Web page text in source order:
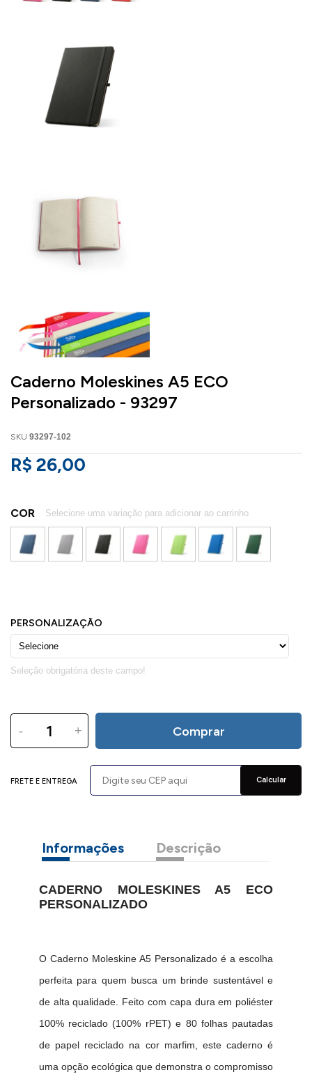
Caderno Moleskines A5 ECO
Personalizado - 93297
SKU 93297-102
R$ 26,00
COR
- + Comprar
FRETE E ENTREGA Calcular
Informações Descrição
CADERNO MOLESKINES A5 ECO
PERSONALIZADO
O Caderno Moleskine A5 Personalizado é a escolha
perfeita para quem busca um brinde sustentável e
de alta qualidade. Feito com capa dura em poliéster
100% reciclado (100% rPET) e 80 folhas pautadas
de papel reciclado na cor marfim, este caderno é
uma opção ecológica que demonstra o compromisso